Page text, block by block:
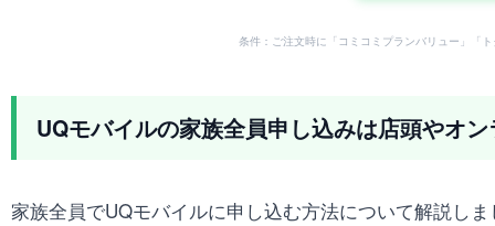
条件：ご注文時に「コミコミプランバリュー」「
UQモバイルの家族全員申し込みは店頭やオ
家族全員でUQモバイルに申し込む方法について解説し